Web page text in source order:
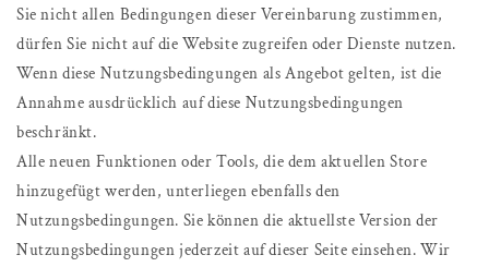
Sie nicht allen Bedingungen dieser Vereinbarung zustimmen,
dürfen Sie nicht auf die Website zugreifen oder Dienste nutzen.
Wenn diese Nutzungsbedingungen als Angebot gelten, ist die
Annahme ausdrücklich auf diese Nutzungsbedingungen
beschränkt.
Alle neuen Funktionen oder Tools, die dem aktuellen Store
hinzugefügt werden, unterliegen ebenfalls den
Nutzungsbedingungen. Sie können die aktuellste Version der
Nutzungsbedingungen jederzeit auf dieser Seite einsehen. Wir